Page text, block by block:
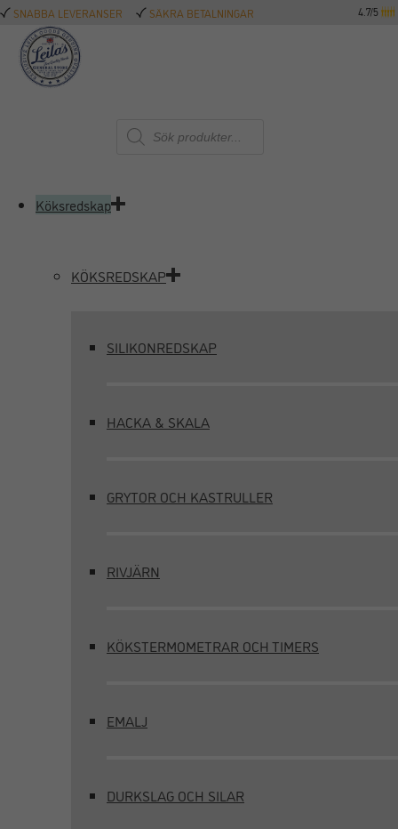
SNABBA LEVERANSER SÄKRA BETALNINGAR 4.7/5
Produktsökning
Köksredskap
KÖKSREDSKAP
SILIKONREDSKAP
HACKA & SKALA
GRYTOR OCH KASTRULLER
RIVJÄRN
KÖKSTERMOMETRAR OCH TIMERS
EMALJ
DURKSLAG OCH SILAR